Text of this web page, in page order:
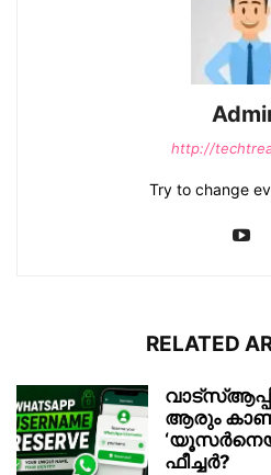
http://
Try to change
RELATED
ആരും
ഫീച്ചർ?